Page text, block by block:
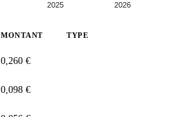
2025 2026
MONTANT TYPE
0,260 €
0,098 €